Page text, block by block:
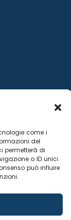
come i
del
permetterà di
o ID unici
può influire